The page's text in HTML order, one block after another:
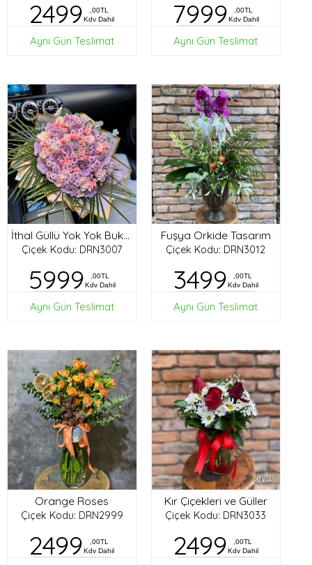
2499
,00TL
Kdv Dahil
Aynı Gün Teslimat
7999
,00TL
Kdv Dahil
Aynı Gün Teslimat
İthal Güllü Yok Yok Buket
Çiçek Kodu: DRN3007
5999
,00TL
Kdv Dahil
Aynı Gün Teslimat
Fuşya Orkide Tasarım
Çiçek Kodu: DRN3012
3499
,00TL
Kdv Dahil
Aynı Gün Teslimat
Orange Roses
Çiçek Kodu: DRN2999
2499
,00TL
Kdv Dahil
Kır Çiçekleri ve Güller
Çiçek Kodu: DRN3033
2499
,00TL
Kdv Dahil